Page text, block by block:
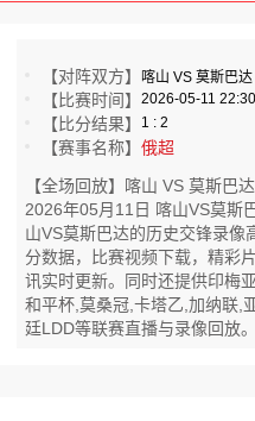
【对阵双方】 喀山 VS 莫斯巴达
【比赛时间】2026-05-11
【比分结果】 1 : 2
【赛事名称】俄超
【全场回放】喀山 VS 莫斯巴
2026年05月11日 喀山VS莫斯
山VS莫斯巴达的历史交锋录像
分数据，比赛视频下载，精彩
讯实时更新。同时还提供印梅
和平杯,莫桑冠,卡塔乙,加纳联,
廷LDD等联赛直播与录像回放。